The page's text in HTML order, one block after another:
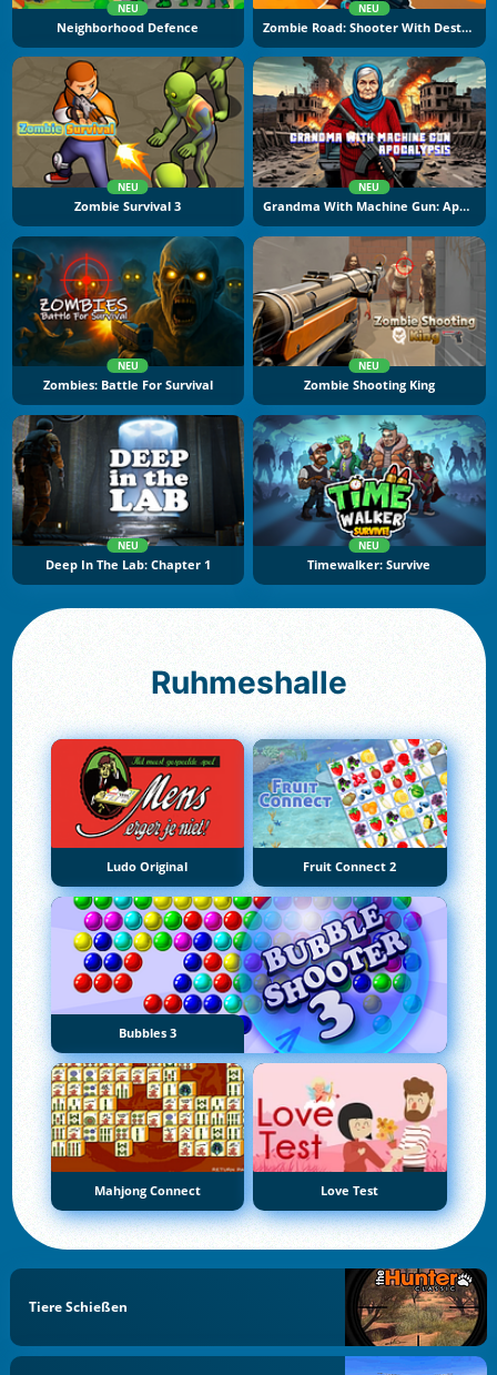
NEU
Neighborhood Defence
NEU
Zombie Road: Shooter With Destruction
NEU
Zombie Survival 3
NEU
Grandma With Machine Gun: Apocalypsis
NEU
Zombies: Battle For Survival
NEU
Zombie Shooting King
NEU
Deep In The Lab: Chapter 1
NEU
Timewalker: Survive
Ruhmeshalle
Ludo Original Fruit Connect 2
Bubbles 3
Mahjong Connect Love Test
Tiere Schießen